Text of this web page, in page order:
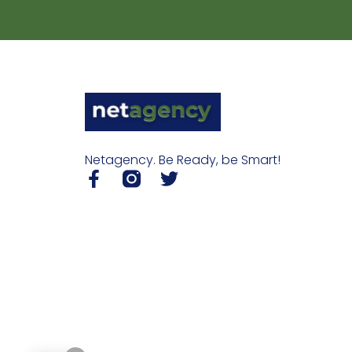
Netagency. Be Ready, be Smart!